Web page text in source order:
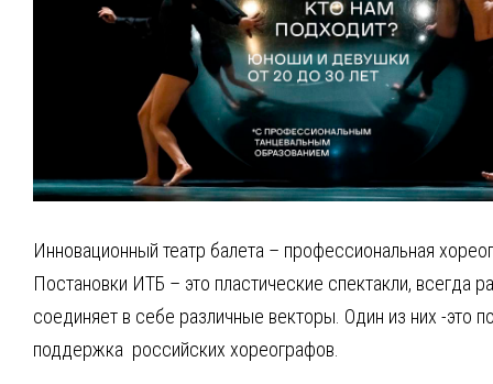
Инновационный театр балета – профессиональная
Постановки ИТБ – это пластические спектакли,
соединяет в себе различные векторы. Один из них -это
поддержка российских хореографов.